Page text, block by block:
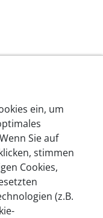
autoaid stecken
auch in Zukunft
am Standort in
vertrauen
und
ein, um
Sie auf
stimmen
Cookies,
(z.B.